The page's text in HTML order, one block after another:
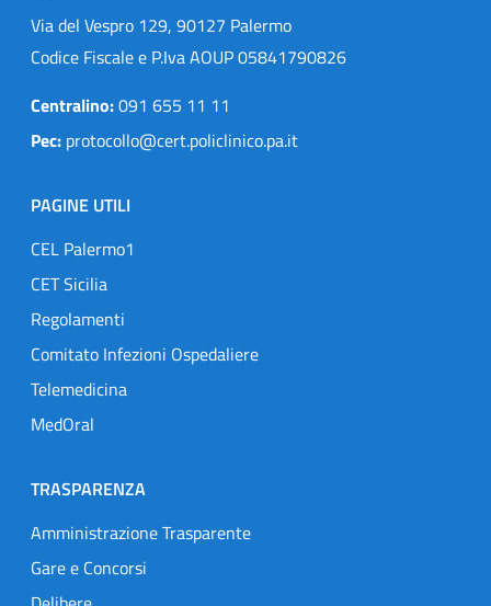
Via del Vespro 129, 90127 Palermo
Codice Fiscale e P.Iva AOUP 05841790826
Centralino:091 655 11 11
Pec: protocollo@cert.policlinico.pa.it
PAGINE UTILI
CEL Palermo1
CET Sicilia
Regolamenti
Comitato Infezioni Ospedaliere
Telemedicina
MedOral
TRASPARENZA
Amministrazione Trasparente
Gare e Concorsi